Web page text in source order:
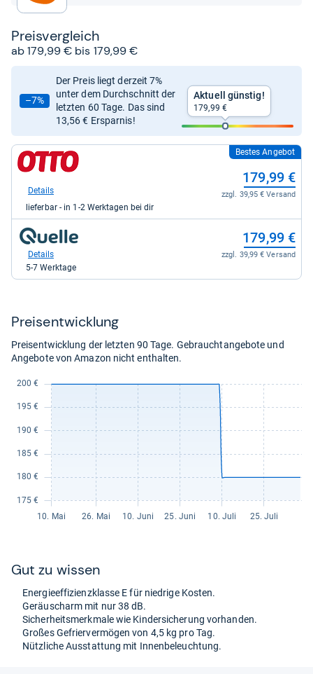
Preis­ver­gleich
ab 179,99 € bis 179,99 €
–7%
Der Preis liegt derzeit 7%
unter dem Durchschnitt der
letzten 60 Tage. Das sind
13,56 € Ersparnis!
Aktuell günstig!
179,99 €
zum
Shop:
Otto.de
179,99
kaufen.
Bestes Angebot
179,99 €
zzgl. 39,95 € Versand
Details
lieferbar - in 1-2 Werktagen bei dir
zum
Shop:
Quelle.de
179,99 €
zzgl. 39,99 € Versand
Details
5-7 Werktage
Preis­ent­wick­lung
Preisentwicklung der letzten 90 Tage. Gebrauchtangebote und
Angebote von Amazon nicht enthalten.
Gut zu wis­sen
Ener­gie­ef­fi­zi­enz­klasse E für nied­rige Kos­ten.
Geräuscharm mit nur 38 dB.
Sicher­heits­merk­male wie Kin­der­si­che­rung vor­han­den.
Großes Gefrier­ver­mö­gen von 4,5 kg pro Tag.
Nütz­li­che Aus­stat­tung mit Innen­be­leuch­tung.